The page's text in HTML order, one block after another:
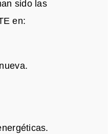
sido las
en: